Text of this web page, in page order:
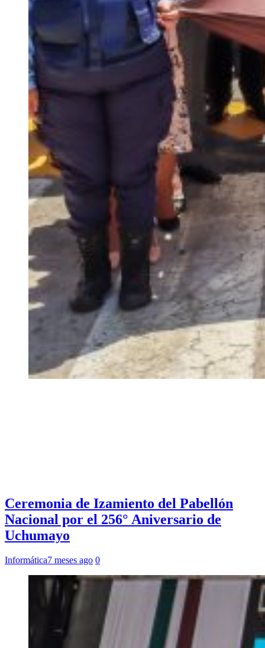
Ceremonia de Izamiento del Pabellón
Nacional por el 256° Aniversario de
Uchumayo
Informática7 meses ago 0